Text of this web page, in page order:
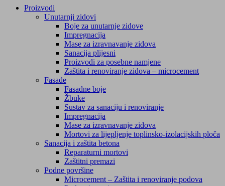
Proizvodi
Unutarnji zidovi
Boje za unutarnje zidove
Impregnacija
Mase za izravnavanje zidova
Sanacija plijesni
Proizvodi za posebne namjene
Zaštita i renoviranje zidova – microcement
Fasade
Fasadne boje
Žbuke
Sustav za sanaciju i renoviranje
Impregnacija
Mase za izravnavanje zidova
Mortovi za lijepljenje toplinsko-izolacijskih ploča
Sanacija i zaštita betona
Reparaturni mortovi
Zaštitni premazi
Podne površine
Microcement – Zaštita i renoviranje podova